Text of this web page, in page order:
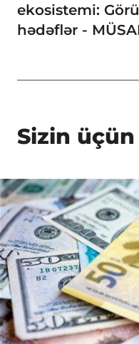
ekosistemi:
hədəflər -
Sizin